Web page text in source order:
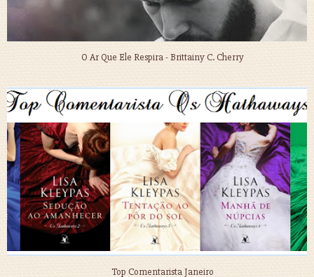
O Ar Que Ele Respira - Brittainy C. Cherry
Top Comentarista Janeiro